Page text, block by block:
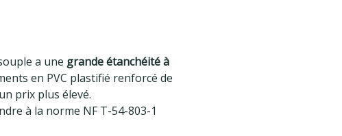
a une grande étanchéité à
en PVC plastifié renforcé de
prix plus élevé.
à la norme NF T-54-803-1